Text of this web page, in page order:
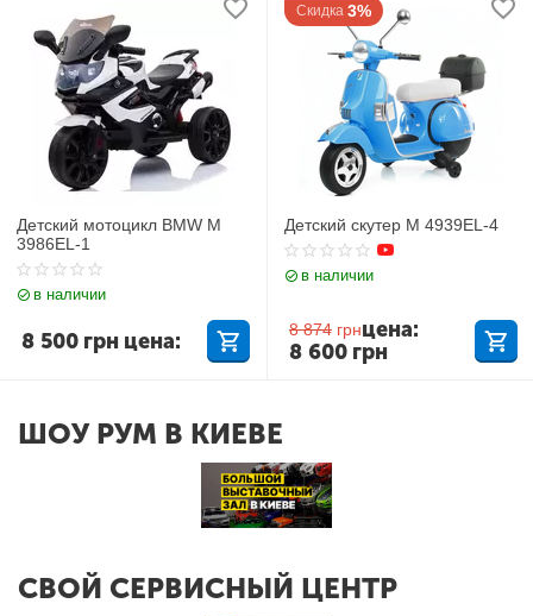
Детский мотоцикл BMW M
3986EL-1
в наличии
8 500 грн цена:
Скидка 3%
Детский скутер M 4939EL-4
в наличии
8 874 грн
8 600 грн
цена:
ШОУ РУМ В КИЕВЕ
СВОЙ СЕРВИСНЫЙ ЦЕНТР